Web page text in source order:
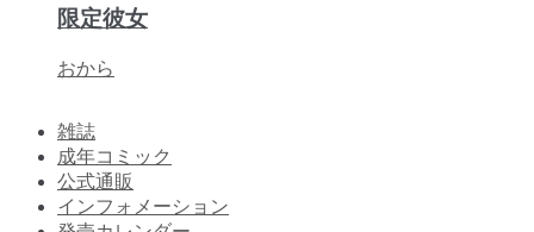
限定彼女
おから
雑誌
成年コミック
公式通販
インフォメーション